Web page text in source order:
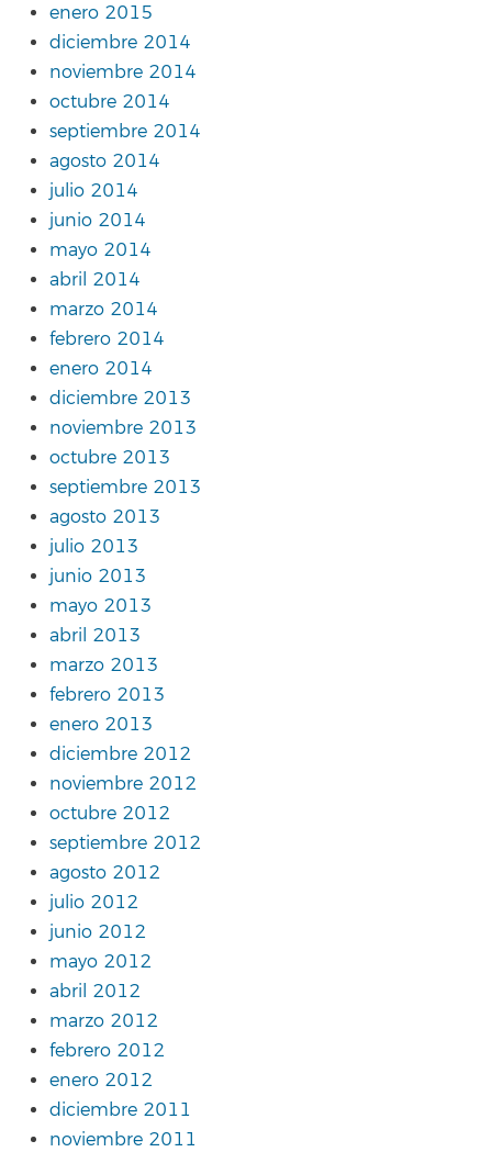
enero 2015
diciembre 2014
noviembre 2014
octubre 2014
septiembre 2014
agosto 2014
julio 2014
junio 2014
mayo 2014
abril 2014
marzo 2014
febrero 2014
enero 2014
diciembre 2013
noviembre 2013
octubre 2013
septiembre 2013
agosto 2013
julio 2013
junio 2013
mayo 2013
abril 2013
marzo 2013
febrero 2013
enero 2013
diciembre 2012
noviembre 2012
octubre 2012
septiembre 2012
agosto 2012
julio 2012
junio 2012
mayo 2012
abril 2012
marzo 2012
febrero 2012
enero 2012
diciembre 2011
noviembre 2011